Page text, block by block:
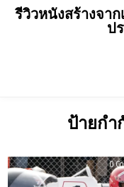
Skipรีวิวหนังสร้างจา
ป
ป้ายกำ
0